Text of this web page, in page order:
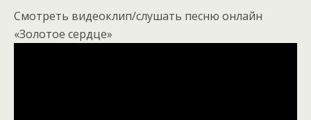
Смотреть видеоклип/слушать песню онлайн
«Золотое сердце»